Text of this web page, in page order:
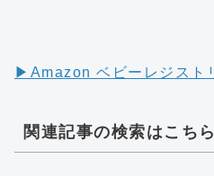
▶︎Amazon ベビーレジスト
関連記事の検索はこちら